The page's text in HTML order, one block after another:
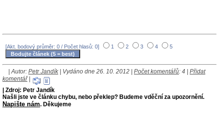
[Akt. bodový průměr: 0 / Počet hlasů: 0] 1 2 3 4 5
| Autor: Petr Jandík | Vydáno dne 26. 10. 2012 | Počet komentářů: 4 | Přidat
komentář|
| Zdroj: Petr Jandík
Našli jste ve článku chybu, nebo překlep? Budeme vděční za upozornění.
Napište nám. Děkujeme